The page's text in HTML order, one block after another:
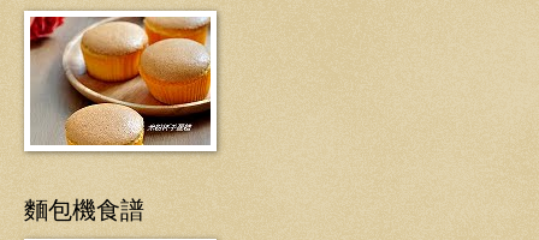
麵包機食譜